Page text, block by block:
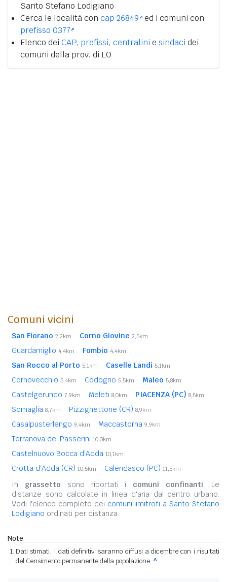
Santo Stefano Lodigiano
Cerca le località con cap 26849 ed i comuni con
prefisso 0377
Elenco dei CAP, prefissi, centralini e sindaci dei
comuni della prov. di LO
Comuni vicini
San Fiorano 2,2km Corno Giovine 2,5km
Guardamiglio 4,4km Fombio 4,4km
San Rocco al Porto 5,1km Caselle Landi 5,1km
Cornovecchio 5,4km Codogno 5,5km Maleo 5,8km
Castelgerundo 7,9km Meleti 8,0km PIACENZA (PC) 8,5km
Somaglia 8,7km Pizzighettone (CR) 8,9km
Casalpusterlengo 9,4km Maccastorna 9,9km
Terranova dei Passerini 10,0km
Castelnuovo Bocca d'Adda 10,1km
Crotta d'Adda (CR) 10,5km Calendasco (PC) 11,5km
In grassetto sono riportati i comuni confinanti. Le
distanze sono calcolate in linea d'aria dal centro urbano.
Vedi l'elenco completo dei comuni limitrofi a Santo Stefano
Lodigiano ordinati per distanza.
Note
Dati stimati. I dati definitivi saranno diffusi a dicembre con i risultati
del Censimento permanente della popolazione. ^